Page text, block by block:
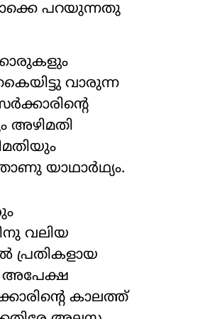
പറയുന്നതു
വാരുന്ന
അഴിമതി
യാഥാർഥ്യം.
വലിയ
പ്രതികളായ
അപേക്ഷ
കാലത്ത്